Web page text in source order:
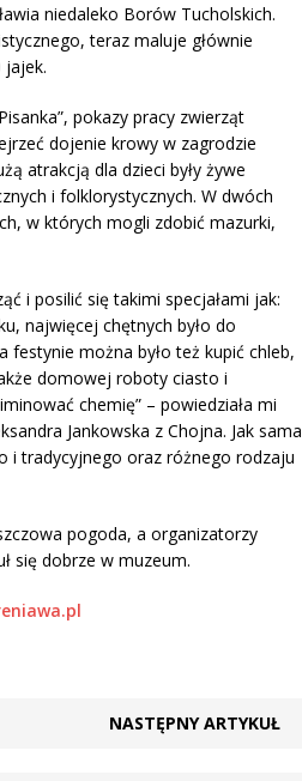
niedaleko Borów Tucholskich.
teraz maluje głównie
jajek.
pokazy pracy zwierząt
dojenie krowy w zagrodzie
atrakcją dla dzieci były żywe
i folklorystycznych. W dwóch
w których mogli zdobić mazurki,
i posilić się takimi specjałami jak:
najwięcej chętnych było do
można było też kupić chleb,
domowej roboty ciasto i
chemię” – powiedziała mi
Jankowska z Chojna. Jak sama
i tradycyjnego oraz różnego rodzaju
pogoda, a organizatorzy
się dobrze w muzeum.
NASTĘPNY ARTYKUŁ